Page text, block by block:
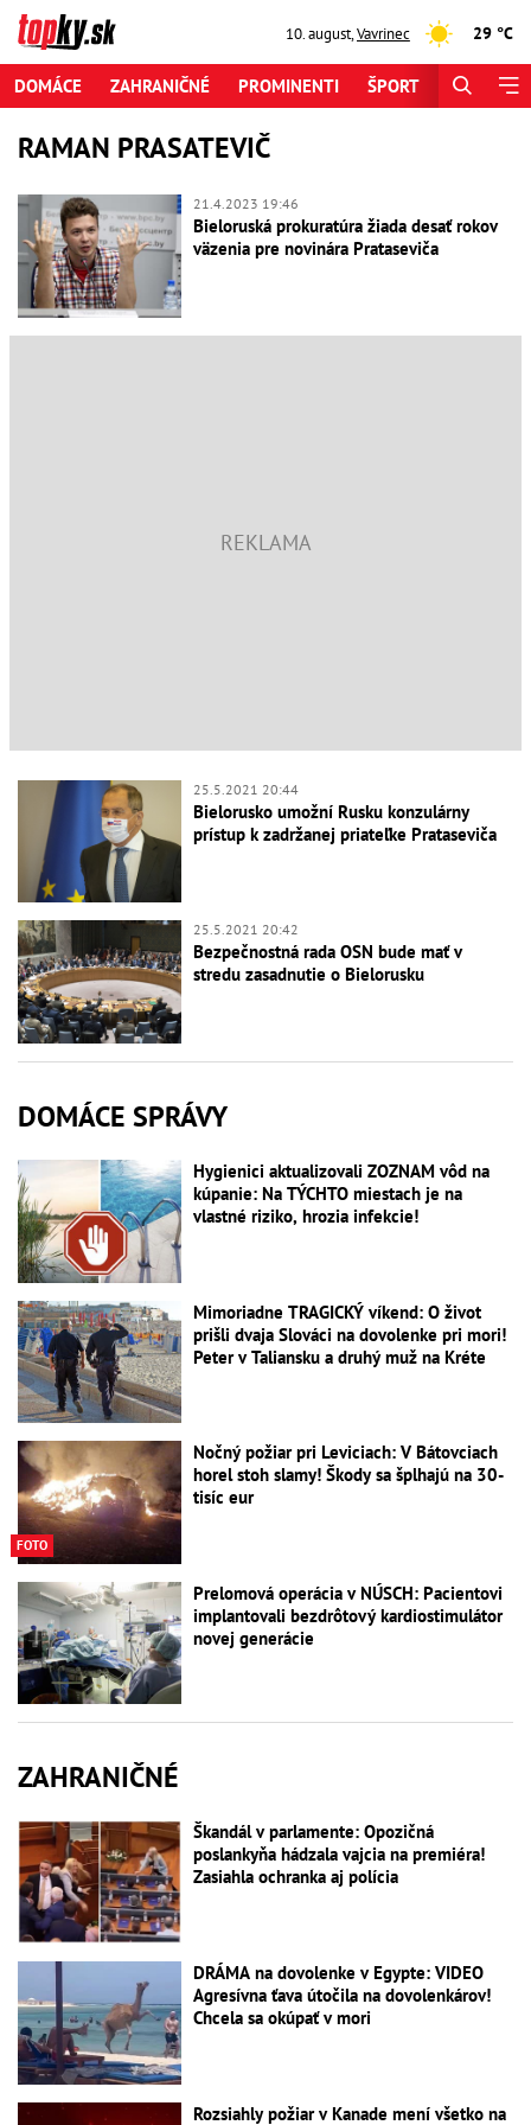
10. august,Vavrinec 29 °C
DOMÁCE ZAHRANIČNÉ PROMINENTI ŠPORT
RAMAN PRASATEVIČ
21.4.2023 19:46
Bieloruská prokuratúra žiada desať rokov
väzenia pre novinára Prataseviča
25.5.2021 20:44
Bielorusko umožní Rusku konzulárny
prístup k zadržanej priateľke Prataseviča
25.5.2021 20:42
Bezpečnostná rada OSN bude mať v
stredu zasadnutie o Bielorusku
DOMÁCE SPRÁVY
Hygienici aktualizovali ZOZNAM vôd na
kúpanie: Na TÝCHTO miestach je na
vlastné riziko, hrozia infekcie!
Mimoriadne TRAGICKÝ víkend: O život
prišli dvaja Slováci na dovolenke pri mori!
Peter v Taliansku a druhý muž na Kréte
FOTO
Nočný požiar pri Leviciach: V Bátovciach
horel stoh slamy! Škody sa šplhajú na 30-
tisíc eur
Prelomová operácia v NÚSCH: Pacientovi
implantovali bezdrôtový kardiostimulátor
novej generácie
ZAHRANIČNÉ
Škandál v parlamente: Opozičná
poslankyňa hádzala vajcia na premiéra!
Zasiahla ochranka aj polícia
DRÁMA na dovolenke v Egypte: VIDEO
Agresívna ťava útočila na dovolenkárov!
Chcela sa okúpať v mori
Rozsiahly požiar v Kanade mení všetko na